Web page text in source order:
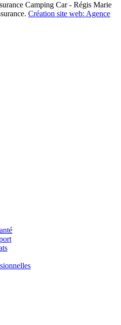
Camping Car - Régis Marie
Création site web: Agence